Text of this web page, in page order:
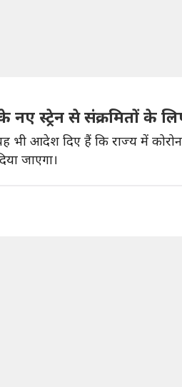
के नए स्ट्रेन से संक्रमितों के
भी आदेश दिए हैं कि राज्य में
जाएगा।